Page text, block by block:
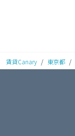
賃貸Canary / 東京都 /